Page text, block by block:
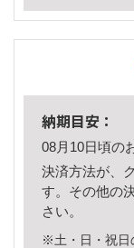
納期目安：
08月10日頃の
決済方法が、
す。その他の
さい。
※土・日・祝日